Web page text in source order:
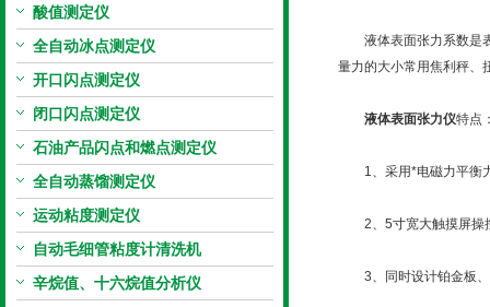
酸值测定仪
全自动冰点测定仪
开口闪点测定仪
闭口闪点测定仪
石油产品闪点和燃点测定仪
全自动蒸馏测定仪
运动粘度测定仪
自动毛细管粘度计清洗机
辛烷值、十六烷值分析仪
液体表面张力系数是表
量力的大小常用焦利秤、
液体表面张力仪特点
1、采用*电磁力平衡力
2、5寸宽大触摸屏操控
3、同时设计铂金板、